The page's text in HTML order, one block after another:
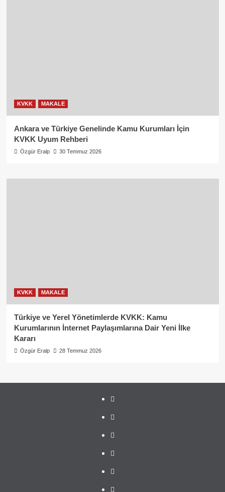
KVKK MAKALE
Ankara ve Türkiye Genelinde Kamu Kurumları İçin
KVKK Uyum Rehberi
Özgür Eralp 30 Temmuz 2026
KVKK MAKALE
Türkiye ve Yerel Yönetimlerde KVKK: Kamu
Kurumlarının İnternet Paylaşımlarına Dair Yeni İlke
Kararı
Özgür Eralp 28 Temmuz 2026
linkedin
instagram
facebook
twitter
tiktok
youtube